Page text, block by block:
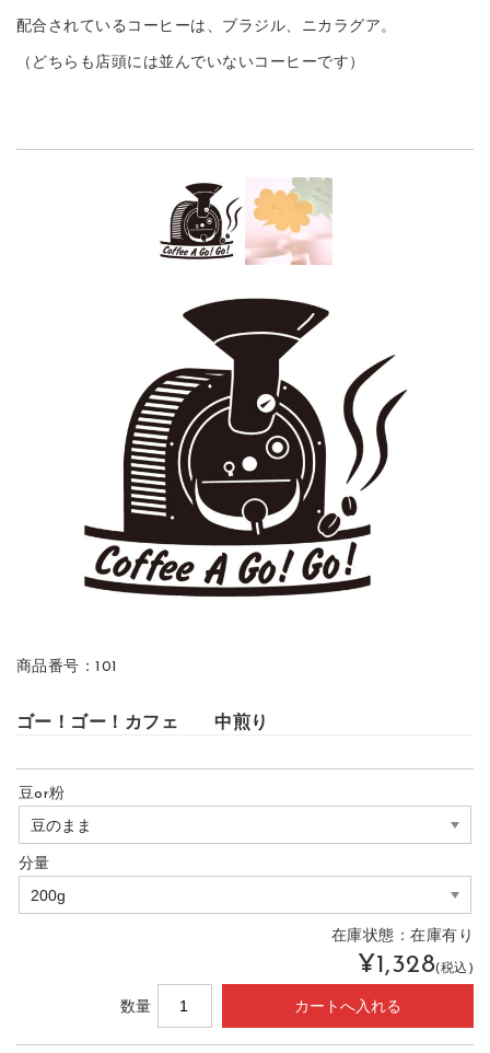
配合されているコーヒーは、ブラジル、ニカラグア。
（どちらも店頭には並んでいないコーヒーです）
商品番号：101
ゴー！ゴー！カフェ 中煎り
豆or粉
分量
在庫状態：在庫有り
¥1,328(税込)
数量